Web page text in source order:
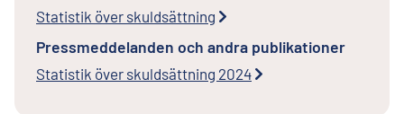
Statistik över skuldsättning
Pressmeddelanden och andra publikationer
Statistik över skuldsättning 2024